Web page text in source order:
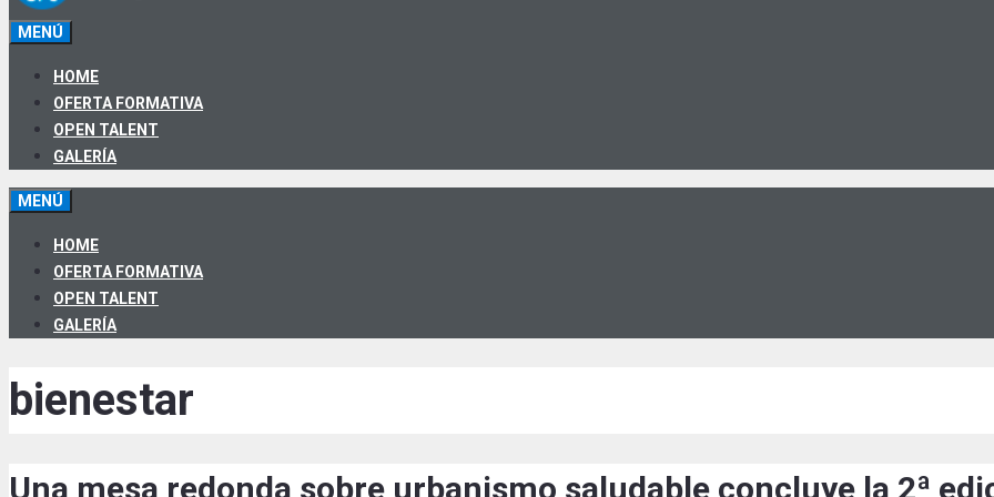
MENÚ
HOME
OFERTA FORMATIVA
OPEN TALENT
GALERÍA
MENÚ
HOME
OFERTA FORMATIVA
OPEN TALENT
GALERÍA
bienestar
Una mesa redonda sobre urbanismo saludable concluye la 2ª